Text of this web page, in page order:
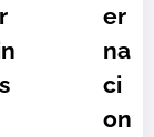
er
na
ci
on